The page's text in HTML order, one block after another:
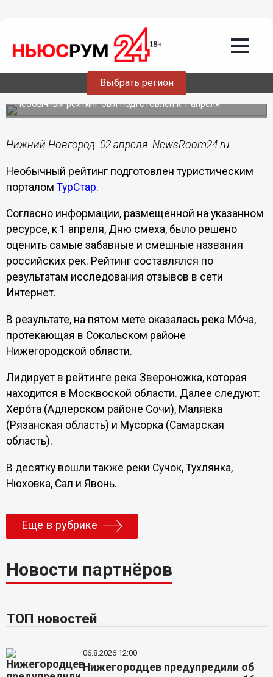
Выбрать регион
02.04.202010:41
Нижегородская Моча вошла в пятерку
самых забавных рек России
Необычный рейтинг был подготовлен к 1 апреля.
Нижний Новгород. 02 апреля. NewsRoom24.ru -
Необычный рейтинг подготовлен туристическим
порталом ТурСтар.
Согласно информации, размещенной на указанном
ресурсе, к 1 апреля, Дню смеха, было решено
оценить самые забавные и смешные названия
российских рек. Рейтинг составлялся по
результатам исследования отзывов в сети
Интернет.
В результате, на пятом мете оказалась река Мо́ча,
протекающая в Сокольском районе
Нижегородской области.
Лидирует в рейтинге река Звероножка, которая
находится в Москвоской области. Далее следуют:
Херо́та (Адлерском районе Сочи), Малявка
(Рязанская область) и Мусорка (Самарская
область).
В десятку вошли также реки Сучок, Тухлянка,
Нюховка, Сал и Явонь.
Еще в рубрике
Новости партнёров
ТОП новостей
06.8.2026 12:00
Нижегородцев предупредили об